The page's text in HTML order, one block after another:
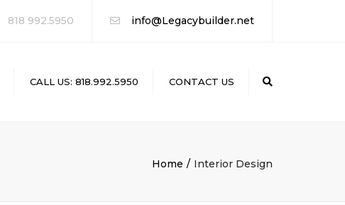
818 992.5950 info@Legacybuilder.net
CALL US: 818.992.5950 CONTACT US
Home Interior Design